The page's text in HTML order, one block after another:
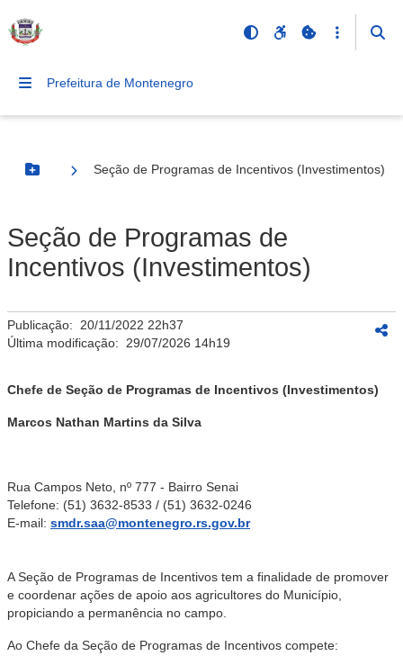
Prefeitura de Montenegro
Botão Menu
Seção de Programas de Incentivos (Investimentos)
Seção de Programas de
Incentivos (Investimentos)
Publicação: 20/11/2022 22h37
Última modificação: 29/07/2026 14h19
Chefe de Seção de Programas de Incentivos (Investimentos)
Marcos Nathan Martins da Silva
Rua Campos Neto, nº 777 - Bairro Senai
Telefone: (51) 3632-8533 / (51) 3632-0246
E-mail: smdr.saa@montenegro.rs.gov.br
A Seção de Programas de Incentivos tem a finalidade de promover
e coordenar ações de apoio aos agricultores do Município,
propiciando a permanência no campo.
Ao Chefe da Seção de Programas de Incentivos compete: